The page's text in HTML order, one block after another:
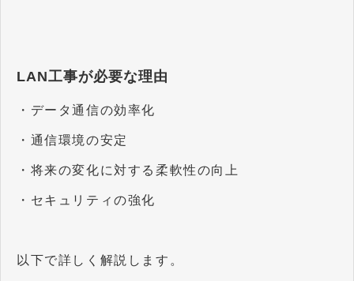
LAN工事が必要な理由
・データ通信の効率化
・通信環境の安定
・将来の変化に対する柔軟性の向上
・セキュリティの強化
以下で詳しく解説します。